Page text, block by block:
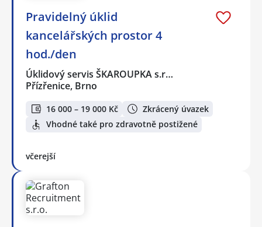
Pravidelný úklid
kancelářských prostor 4
hod./den
Úklidový servis ŠKAROUPKA s.r…
Přízřenice, Brno
16 000 – 19 000 Kč
Zkrácený úvazek
Vhodné také pro zdravotně postižené
včerejší